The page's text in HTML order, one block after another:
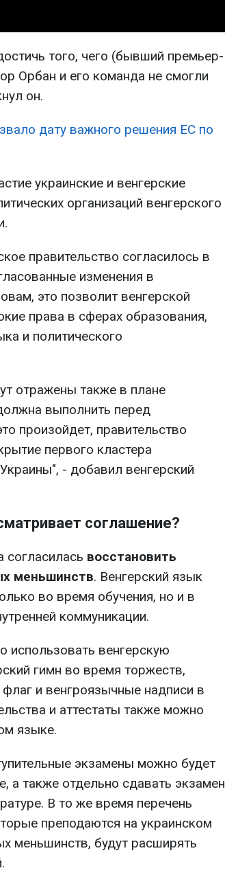
того, чего (бывший премьер-
Орбан и его команда не смогли
он.
дату важного решения ЕС по
украинские и венгерские
организаций венгерского
правительство согласилось в
изменения в
это позволит венгерской
права в сферах образования,
и политического
отражены также в плане
выполнить перед
произойдет, правительство
первого кластера
- добавил венгерский
соглашение?
восстановить
меньшинств. Венгерский язык
во время обучения, но и в
коммуникации.
использовать венгерскую
гимн во время торжеств,
и венгроязычные надписи в
и аттестаты также можно
языке.
экзамены можно будет
а также отдельно сдавать экзамен
В то же время перечень
преподаются на украинском
меньшинств, будут расширять